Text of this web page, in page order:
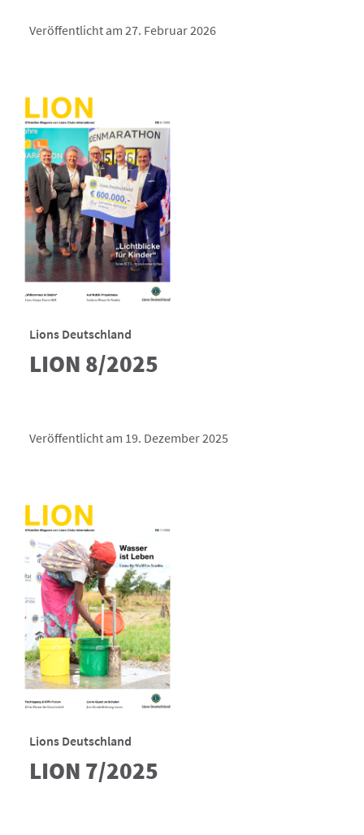
Veröffentlicht am 27. Februar 2026
Lions Deutschland
LION 8/2025
Veröffentlicht am 19. Dezember 2025
Lions Deutschland
LION 7/2025